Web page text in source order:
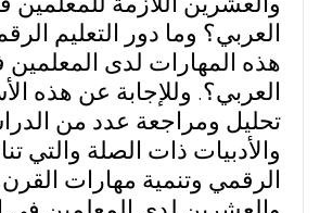
العربي؟ وما دور التعليم
هذه المهارات لدى
العربي؟. وللإجابة عن هذه
تحليل ومراجعة عدد من
والأدبيات ذات الصلة والتي
الرقمي وتنمية مهارات